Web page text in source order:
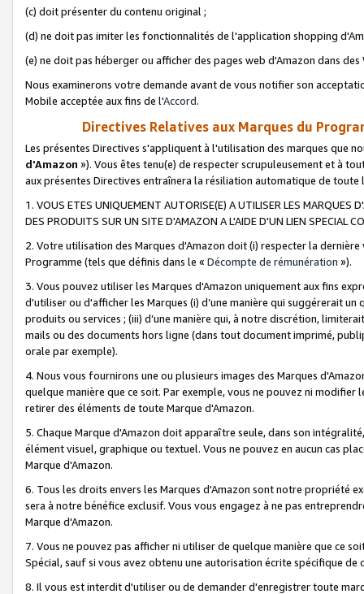
(c) doit présenter du contenu original ;
(d) ne doit pas imiter les fonctionnalités de l'application shopping
(e) ne doit pas héberger ou afficher des pages web d'Amazon dans
Nous examinerons votre demande avant de vous notifier son
Mobile acceptée aux fins de l'Accord.
Directives Relatives aux Marques du
Les présentes Directives s'appliquent à l'utilisation des marques que
d'Amazon »). Vous êtes tenu(e) de respecter scrupuleusement et à
aux présentes Directives entraînera la résiliation automatique de
1. VOUS ETES UNIQUEMENT AUTORISE(E) A UTILISER LES MARQUES
DES PRODUITS SUR UN SITE D'AMAZON A L'AIDE D'UN LIEN SPECIAL
2. Votre utilisation des Marques d'Amazon doit (i) respecter la
Programme (tels que définis dans le « Décompte de rémunération »).
3. Vous pouvez utiliser les Marques d'Amazon uniquement aux fins
d'utiliser ou d'afficher les Marques (i) d’une manière qui suggérerait
produits ou services ; (iii) d’une manière qui, à notre discrétion,
mails ou des documents hors ligne (dans tout document imprimé,
orale par exemple).
4. Nous vous fournirons une ou plusieurs images des Marques
quelque manière que ce soit. Par exemple, vous ne pouvez ni
retirer des éléments de toute Marque d'Amazon.
5. Chaque Marque d'Amazon doit apparaître seule, dans son
élément visuel, graphique ou textuel. Vous ne pouvez en aucun cas
Marque d'Amazon.
6. Tous les droits envers les Marques d'Amazon sont notre propriété
sera à notre bénéfice exclusif. Vous vous engagez à ne pas
Marque d'Amazon.
7. Vous ne pouvez pas afficher ni utiliser de quelque manière que ce
Spécial, sauf si vous avez obtenu une autorisation écrite spécifique de
8. Il vous est interdit d'utiliser ou de demander d'enregistrer toute